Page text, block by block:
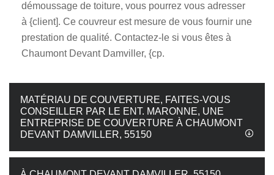
démoussage de toiture, vous pourrez vous adresser
à {client]. Ce couvreur est mesure de vous fournir une
prestation de qualité. Contactez-le si vous êtes à
Chaumont Devant Damviller, {cp.
MATÉRIAU DE COUVERTURE, FAITES-VOUS
CONSEILLER PAR LE ENT. MARONNE, UNE
ENTREPRISE DE COUVERTURE À CHAUMONT
DEVANT DAMVILLER, 55150